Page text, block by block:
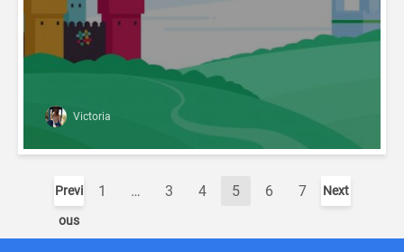
Victoria
Previ
ous
1 … 3 4 5 6 7 Next